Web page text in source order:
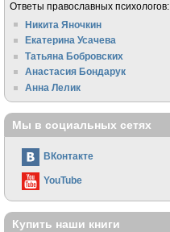
Ответы православных психологов:
Никита Яночкин
Екатерина Усачева
Татьяна Бобровских
Анастасия Бондарук
Анна Лелик
Мы в социальных сетях
ВКонтакте
YouTube
Купить наши книги